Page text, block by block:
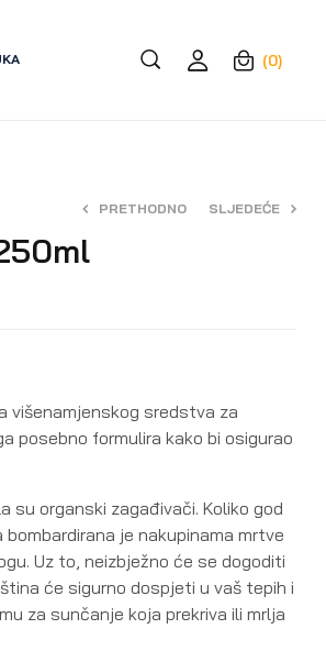
(0)
PRETHODNO SLJEDEĆE
višenamjenskog sredstva za
posebno formulira kako bi osigurao
su organski zagađivači. Koliko god
je nakupinama mrtve
Uz to, neizbježno će se dogoditi
će sigurno dospjeti u vaš tepih i
za sunčanje koja prekriva ili mrlja